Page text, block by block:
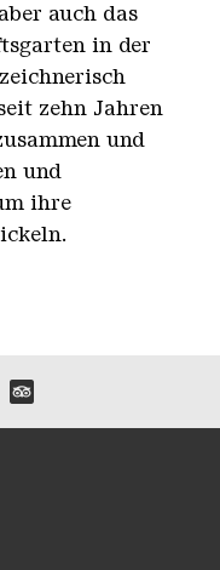
auch das
in der
zehn Jahren
und
und
ihre
zu unseren